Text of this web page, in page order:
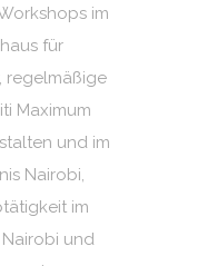
im
für
regelmäßige
Maximum
und im
Nairobi,
im
Nairobi und